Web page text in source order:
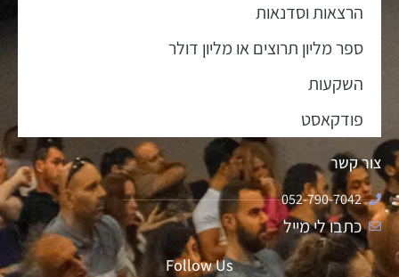
הרצאות וסדנאות
ספר מליון תרוצים או מליון דולר
השקעות
פודקאסט
צור קשר
052-790-7042
כתבו לי מייל
Follow Us